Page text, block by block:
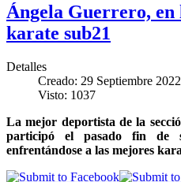
Ángela Guerrero,
karate sub21
Detalles
Creado: 29 Septiembre 2022
Visto: 1037
La mejor deportista de la
participó el pasado fin de
enfrentándose a las mejores